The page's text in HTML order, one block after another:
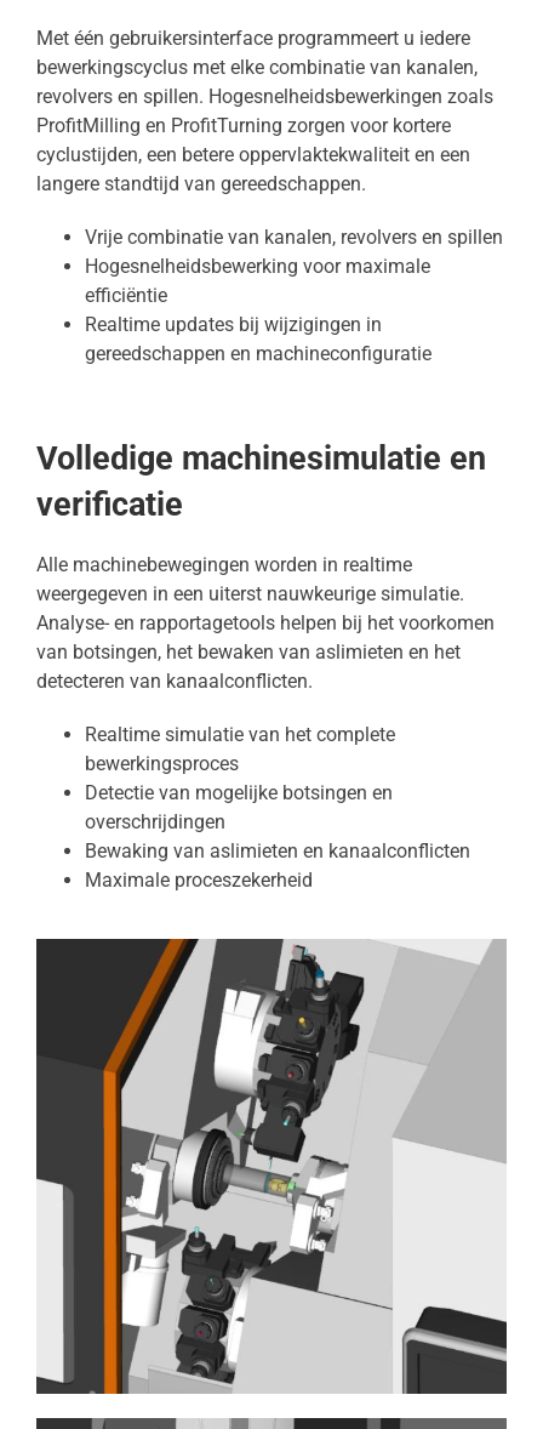
Met één gebruikersinterface programmeert u iedere
bewerkingscyclus met elke combinatie van kanalen,
revolvers en spillen. Hogesnelheidsbewerkingen zoals
ProfitMilling en ProfitTurning zorgen voor kortere
cyclustijden, een betere oppervlaktekwaliteit en een
langere standtijd van gereedschappen.
Vrije combinatie van kanalen, revolvers en spillen
Hogesnelheidsbewerking voor maximale
efficiëntie
Realtime updates bij wijzigingen in
gereedschappen en machineconfiguratie
Volledige machinesimulatie en
verificatie
Alle machinebewegingen worden in realtime
weergegeven in een uiterst nauwkeurige simulatie.
Analyse- en rapportagetools helpen bij het voorkomen
van botsingen, het bewaken van aslimieten en het
detecteren van kanaalconflicten.
Realtime simulatie van het complete
bewerkingsproces
Detectie van mogelijke botsingen en
overschrijdingen
Bewaking van aslimieten en kanaalconflicten
Maximale proceszekerheid